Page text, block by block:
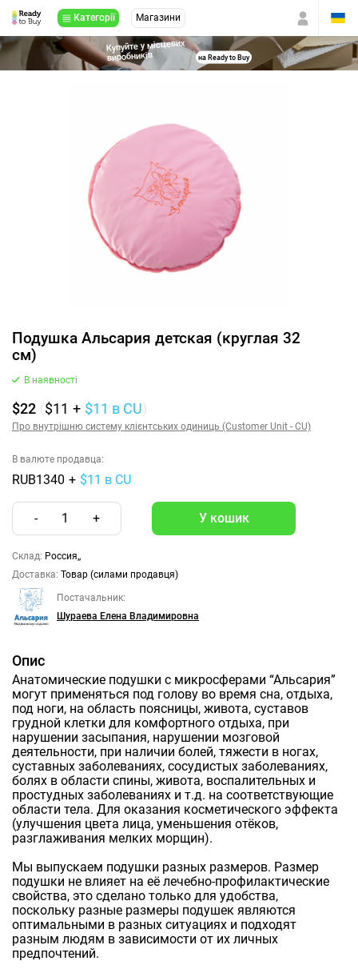
Категорії Магазини
Купуйте у місцевих
виробників на Ready to Buy
Подушка Альсария детская (круглая 32
см)
В наявності
$22 ($11 + $11 в CU)
Про внутрішню систему клієнтських одиниць (Customer Unit - CU)
В валюте продавца:
RUB1340 + $11 в CU
- 1 +
Склад: Россия,,
Доставка: Товар (силами продавця)
Постачальник:
Шураева Елена Владимировна
Опис
Анатомические подушки с микросферами “Альсария”
могут применяться под голову во время сна, отдыха,
под ноги, на область поясницы, живота, суставов
грудной клетки для комфортного отдыха, при
нарушении засыпания, нарушении мозговой
деятельности, при наличии болей, тяжести в ногах,
суставных заболеваниях, сосудистых заболеваниях,
болях в области спины, живота, воспалительных и
простудных заболеваниях и т.д. на соответствующие
области тела. Для оказания косметического эффекта
(улучшения цвета лица, уменьшения отёков,
разглаживания мелких морщин).
Мы выпускаем подушки разных размеров. Размер
подушки не влияет на её лечебно-профилактические
свойства, это сделано только для удобства,
поскольку разные размеры подушек являются
оптимальными в разных ситуациях и подходят
разным людям в зависимости от их личных
предпочтений.